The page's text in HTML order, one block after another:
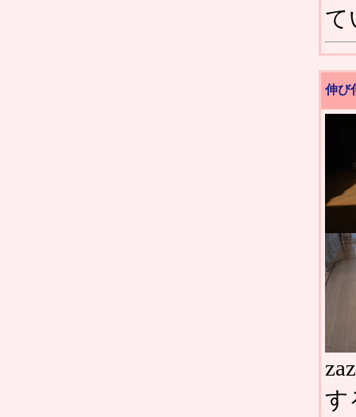
て
伸び
す